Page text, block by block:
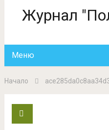
Журнал
Меню
Начало